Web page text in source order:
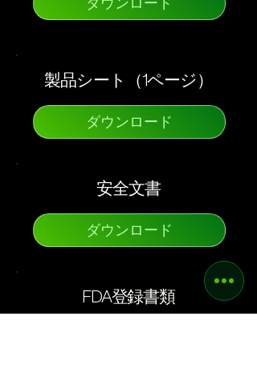
製品シート（1ページ）
ダウンロード
安全文書
ダウンロード
FDA登録書類